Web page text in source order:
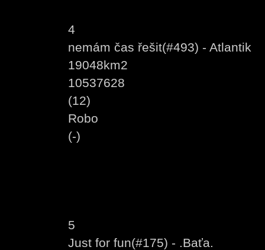
4
nemám čas řešit(#493) - Atlantik
19048km2
10537628
(12)
Robo
(-)
5
Just for fun(#175) - .Baťa.